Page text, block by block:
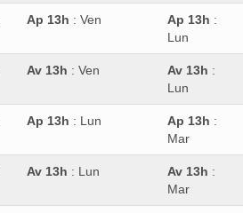
Ap 13h : Ven Ap 13h :
Lun
Av 13h : Ven Av 13h :
Lun
Ap 13h : Lun Ap 13h :
Mar
Av 13h : Lun Av 13h :
Mar